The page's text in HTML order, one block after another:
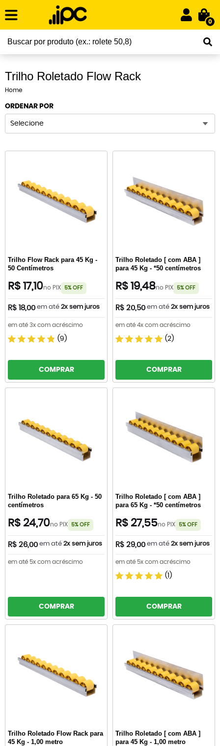
0
Trilho Roletado Flow Rack
Home
ORDENAR POR
Selecione
Trilho Flow Rack para 45 Kg -
50 Centímetros
R$ 17,10no PIX 5% OFF
R$ 18,00 em até 2x sem juros
em até 3x com acréscimo
(9)
COMPRAR
Trilho Roletado [ com ABA ]
para 45 Kg - *50 centímetros
R$ 19,48no PIX 5% OFF
R$ 20,50 em até 2x sem juros
em até 4x com acréscimo
(2)
COMPRAR
Trilho Roletado para 65 Kg - 50
centímetros
R$ 24,70no PIX 5% OFF
R$ 26,00 em até 2x sem juros
em até 5x com acréscimo
COMPRAR
Trilho Roletado [ com ABA ]
para 65 Kg - *50 centímetros
R$ 27,55no PIX 5% OFF
R$ 29,00 em até 2x sem juros
em até 5x com acréscimo
(1)
COMPRAR
Trilho Roletado Flow Rack para
45 Kg - 1,00 metro
Trilho Roletado [ com ABA ]
para 45 Kg - 1,00 metro